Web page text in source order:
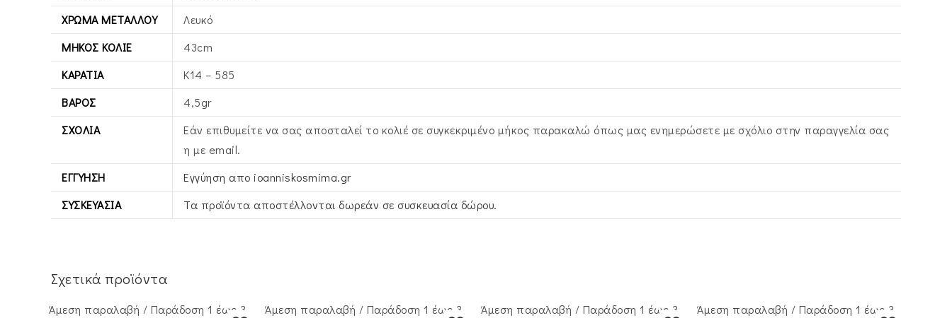
ΧΡΏΜΑ ΜΕΤΆΛΛΟΥ
Λευκό
ΜΉΚΟΣ ΚΟΛΙΈ
43cm
ΚΑΡΆΤΙΑ
Κ14 – 585
ΒΆΡΟΣ
4,5gr
ΣΧΌΛΙΑ
Εάν επιθυμείτε να σας αποσταλεί το κολιέ σε συγκεκριμένο μήκος παρακαλώ όπως μας ενημερώσετε με σχόλιο στην παραγγελία σας
η με email.
ΕΓΓΎΗΣΗ
Εγγύηση απο ioanniskosmima.gr
ΣΥΣΚΕΥΑΣΊΑ
Τα προϊόντα αποστέλλονται δωρεάν σε συσκευασία δώρου.
Σχετικά προϊόντα
Άμεση παραλαβή / Παράδoση 1 έως 3
Άμεση παραλαβή / Παράδoση 1 έως 3
Άμεση παραλαβή / Παράδoση 1 έως 3
Άμεση παραλαβή / Παράδoση 1 έως 3